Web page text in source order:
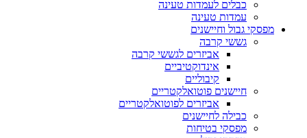
כבלים לעמדות טעינה
עמדות טעינה
מפסקי גבול וחיישנים
גששי קרבה
אביזרים לגששי קרבה
אינדוקטיביים
קיבוליים
חיישנים פוטואלקטריים
אביזרים לפוטואלקטריים
כבילה לחיישנים
מפסקי בטיחות